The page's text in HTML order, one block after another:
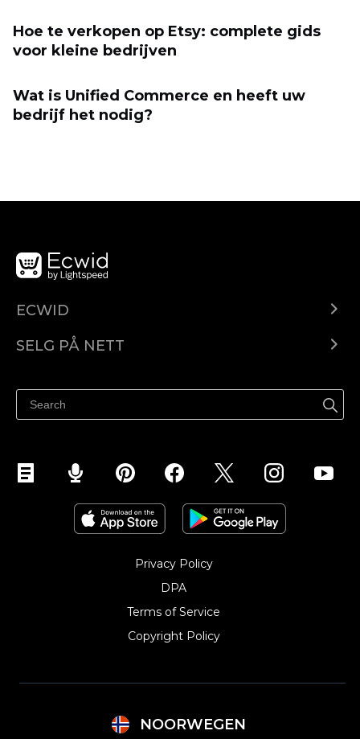
Hoe te verkopen op Etsy: complete gids
voor kleine bedrijven
Wat is Unified Commerce en heeft uw
bedrijf het nodig?
ECWID
Pris
SELG PÅ NETT
Selg på Facebook
Selg på Instagram
Privacy Policy
DPA
Terms of Service
Copyright Policy‎
NOORWEGEN